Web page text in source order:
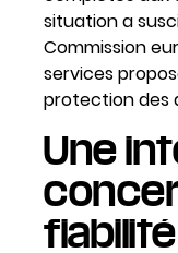
situation a
Commission
services
protection des
Une